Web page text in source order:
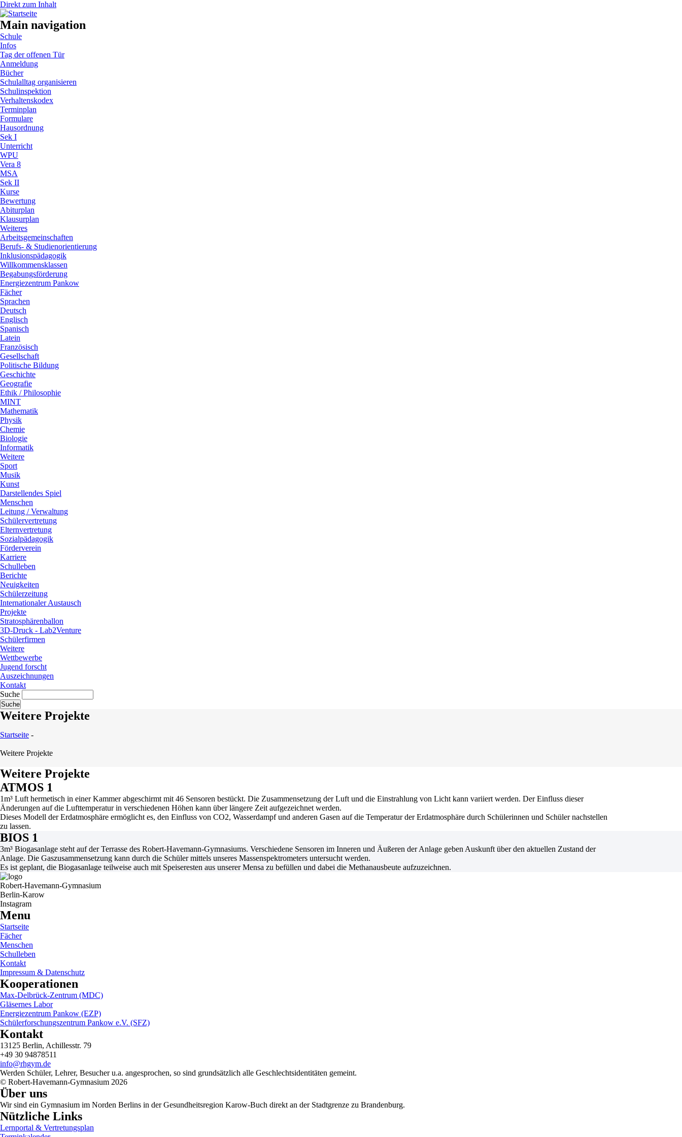
Direkt zum Inhalt
Main navigation
Schule
Infos
Tag der offenen Tür
Anmeldung
Bücher
Schulalltag organisieren
Schulinspektion
Verhaltenskodex
Terminplan
Formulare
Hausordnung
Sek I
Unterricht
WPU
Vera 8
MSA
Sek II
Kurse
Bewertung
Abiturplan
Klausurplan
Weiteres
Arbeitsgemeinschaften
Berufs- & Studienorientierung
Inklusionspädagogik
Willkommensklassen
Begabungsförderung
Energiezentrum Pankow
Fächer
Sprachen
Deutsch
Englisch
Spanisch
Latein
Französisch
Gesellschaft
Politische Bildung
Geschichte
Geografie
Ethik / Philosophie
MINT
Mathematik
Physik
Chemie
Biologie
Informatik
Weitere
Sport
Musik
Kunst
Darstellendes Spiel
Menschen
Leitung / Verwaltung
Schülervertretung
Elternvertretung
Sozialpädagogik
Förderverein
Karriere
Schulleben
Berichte
Neuigkeiten
Schülerzeitung
Internationaler Austausch
Projekte
Stratosphärenballon
3D-Druck - Lab2Venture
Schülerfirmen
Weitere
Wettbewerbe
Jugend forscht
Auszeichnungen
Kontakt
Suche
Weitere Projekte
Startseite -
Weitere Projekte
Weitere Projekte
ATMOS 1
1m³ Luft hermetisch in einer Kammer abgeschirmt mit 46 Sensoren bestückt. Die Zusammensetzung der Luft und die Einstrahlung von Licht kann variiert werden. Der Einfluss dieser
Änderungen auf die Lufttemperatur in verschiedenen Höhen kann über längere Zeit aufgezeichnet werden.
Dieses Modell der Erdatmosphäre ermöglicht es, den Einfluss von CO2, Wasserdampf und anderen Gasen auf die Temperatur der Erdatmosphäre durch Schülerinnen und Schüler nachstellen
zu lassen.
BIOS 1
3m³ Biogasanlage steht auf der Terrasse des Robert-Havemann-Gymnasiums. Verschiedene Sensoren im Inneren und Äußeren der Anlage geben Auskunft über den aktuellen Zustand der
Anlage. Die Gaszusammensetzung kann durch die Schüler mittels unseres Massenspektrometers untersucht werden.
Es ist geplant, die Biogasanlage teilweise auch mit Speiseresten aus unserer Mensa zu befüllen und dabei die Methanausbeute aufzuzeichnen.
Robert-Havemann-Gymnasium
Berlin-Karow
Instagram
Menu
Startseite
Fächer
Menschen
Schulleben
Kontakt
Impressum & Datenschutz
Kooperationen
Max-Delbrück-Zentrum (MDC)
Gläsernes Labor
Energiezentrum Pankow (EZP)
Schülerforschungszentrum Pankow e.V. (SFZ)
Kontakt
13125 Berlin, Achillesstr. 79
+49 30 94878511
info@rhgym.de
Werden Schüler, Lehrer, Besucher u.a. angesprochen, so sind grundsätzlich alle Geschlechtsidentitäten gemeint.
© Robert-Havemann-Gymnasium 2026
Über uns
Wir sind ein Gymnasium im Norden Berlins in der Gesundheitsregion Karow-Buch direkt an der Stadtgrenze zu Brandenburg.
Nützliche Links
Lernportal & Vertretungsplan